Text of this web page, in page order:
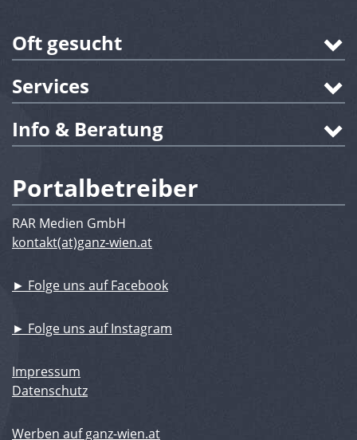
Oft gesucht
Services
Info & Beratung
Portalbetreiber
RAR Medien GmbH
kontakt(at)ganz-wien.at
► Folge uns auf Facebook
► Folge uns auf Instagram
Impressum
Datenschutz
Werben auf ganz-wien.at